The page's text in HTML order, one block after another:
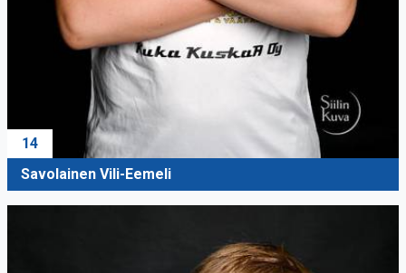
14
Savolainen Vili-Eemeli